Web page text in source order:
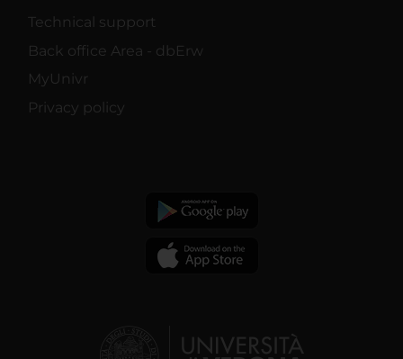
Technical support
Back office Area - dbErw
MyUnivr
Privacy policy